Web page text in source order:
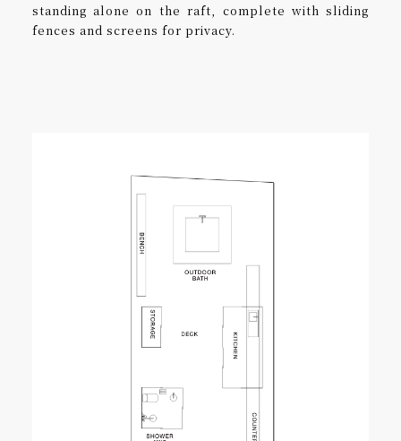
standing alone on the raft, complete with sliding
fences and screens for privacy.